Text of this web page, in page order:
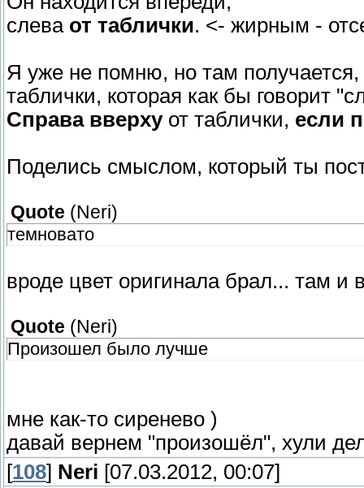
слева от таблички. <- жирным -
Я уже не помню, но там
таблички, которая как бы говорит
Справа вверхуот таблички, если
Поделись смыслом, который ты
Quote (Neri)
темновато
вроде цвет оригинала брал... там и
Quote (Neri)
Произошел было лучше
мне как-то сиренево )
давай вернем "произошёл", хули
[108] Neri [07.03.2012, 00:07]